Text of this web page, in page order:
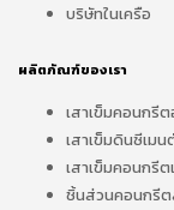
บริษัทในเครือ
ผลิตภัณฑ์ของเรา
เสาเข็มคอนกรี
เสาเข็มดินซีเมน
เสาเข็มคอนกรี
ชิ้นส่วนคอนกรีต